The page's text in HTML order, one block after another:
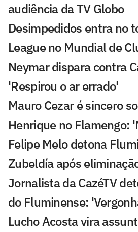
audiência da TV Globo
Desimpedidos entra no
League no Mundial de
Neymar dispara contra
'Respirou o ar errado'
Mauro Cezar é sincero
Henrique no Flamengo:
Felipe Melo detona
Zubeldía após
Jornalista da CazéTV
do Fluminense:
Lucho Acosta vira